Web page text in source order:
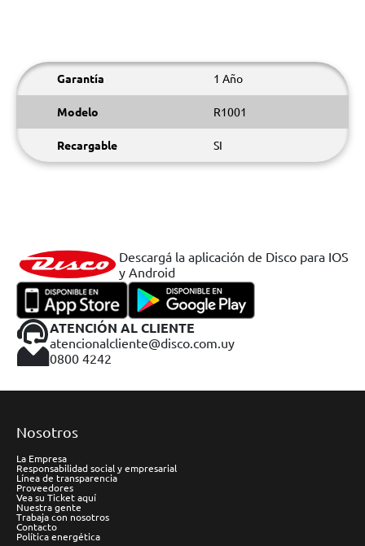
Garantía 1 Año
Modelo R1001
Recargable SI
Descargá la aplicación de Disco para IOS
y Android
ATENCIÓN AL CLIENTE
atencionalcliente@disco.com.uy
0800 4242
Nosotros
La Empresa
Responsabilidad social y empresarial
Línea de transparencia
Proveedores
Vea su Ticket aquí
Nuestra gente
Trabaja con nosotros
Contacto
Política energética